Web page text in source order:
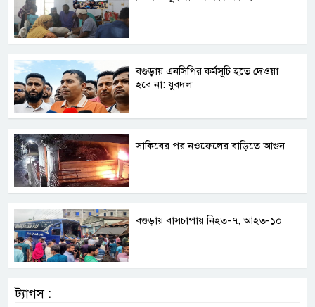
বগুড়ায় এনসিপির কর্মসূচি হতে দেওয়া
হবে না: যুবদল
সাকিবের পর নওফেলের বাড়িতে আগুন
বগুড়ায় বাসচাপায় নিহত-৭, আহত-১০
ট্যাগস :